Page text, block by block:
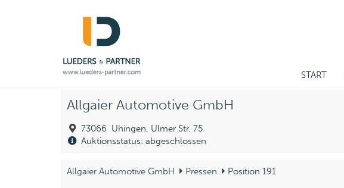
START
Allgaier Automotive GmbH
73066 Uhingen, Ulmer Str. 75
Auktionsstatus: abgeschlossen
Allgaier Automotive GmbH Pressen Position 191